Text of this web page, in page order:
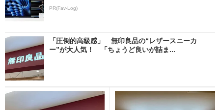
PR(Fav-Log)
「圧倒的高級感」 無印良品の“レザースニーカ
ー”が大人気！ 「ちょうど良いが詰ま...